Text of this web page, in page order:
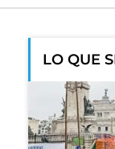
LO QUE